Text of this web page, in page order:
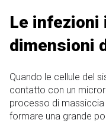
Le
dimensioni
Quando le cellule del
contatto con un
processo di
formare una grande